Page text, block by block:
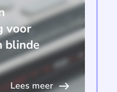
voor
blinde
Lees meer